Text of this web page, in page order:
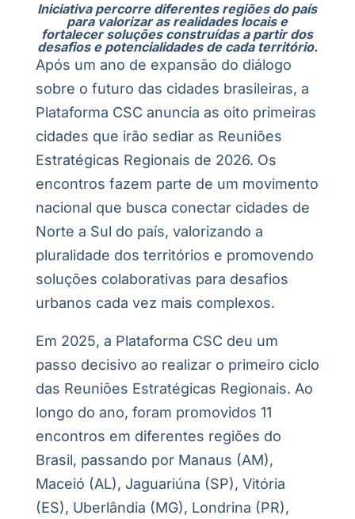
Iniciativa percorre diferentes regiões do país
para valorizar as realidades locais e
fortalecer soluções construídas a partir dos
desafios e potencialidades de cada território.
Após um ano de expansão do diálogo
sobre o futuro das cidades brasileiras, a
Plataforma CSC anuncia as oito primeiras
cidades que irão sediar as Reuniões
Estratégicas Regionais de 2026. Os
encontros fazem parte de um movimento
nacional que busca conectar cidades de
Norte a Sul do país, valorizando a
pluralidade dos territórios e promovendo
soluções colaborativas para desafios
urbanos cada vez mais complexos.
Em 2025, a Plataforma CSC deu um
passo decisivo ao realizar o primeiro ciclo
das Reuniões Estratégicas Regionais. Ao
longo do ano, foram promovidos 11
encontros em diferentes regiões do
Brasil, passando por Manaus (AM),
Maceió (AL), Jaguariúna (SP), Vitória
(ES), Uberlândia (MG), Londrina (PR),